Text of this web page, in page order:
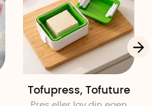
Tofupress, Tofuture